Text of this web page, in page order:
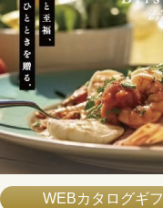
WEBカタログギ